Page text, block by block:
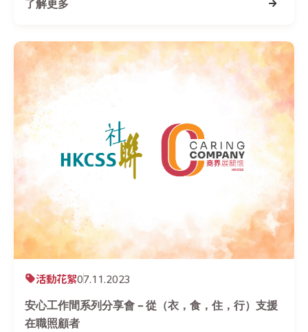
了解更多
活動花絮07.11.2023
安心工作間系列分享會 – 從（衣，食，住，行）支援
在職照顧者